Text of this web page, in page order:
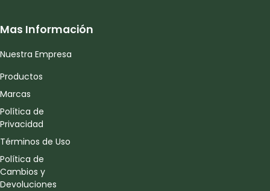
Mas Información
Nuestra Empresa
Productos
Marcas
Política de
Privacidad
Términos de Uso
Política de
Cambios y
Devoluciones